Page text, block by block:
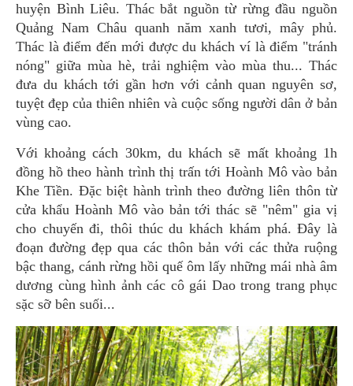
huyện Bình Liêu. Thác bắt nguồn từ rừng đầu nguồn
Quảng Nam Châu quanh năm xanh tươi, mây phủ.
Thác là điểm đến mới được du khách ví là điểm "tránh
nóng" giữa mùa hè, trải nghiệm vào mùa thu... Thác
đưa du khách tới gần hơn với cảnh quan nguyên sơ,
tuyệt đẹp của thiên nhiên và cuộc sống người dân ở bản
vùng cao.
Với khoảng cách 30km, du khách sẽ mất khoảng 1h
đồng hồ theo hành trình thị trấn tới Hoành Mô vào bản
Khe Tiền. Đặc biệt hành trình theo đường liên thôn từ
cửa khẩu Hoành Mô vào bản tới thác sẽ "nêm" gia vị
cho chuyến đi, thôi thúc du khách khám phá. Đây là
đoạn đường đẹp qua các thôn bản với các thửa ruộng
bậc thang, cánh rừng hồi quế ôm lấy những mái nhà âm
dương cùng hình ảnh các cô gái Dao trong trang phục
sặc sỡ bên suối...